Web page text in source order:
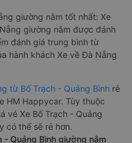
giường nằm tốt nhất: Xe
giường nằm được đánh
đánh giá trung bình từ
hành khách Xe về Đà Nẵng
từ Bố Trạch - Quảng Bình rẻ
HM Happycar. Tùy thuộc
vé Xe Bố Trạch - Quảng
có thể sẽ rẻ hơn.
- Quảng Bình giường nằm